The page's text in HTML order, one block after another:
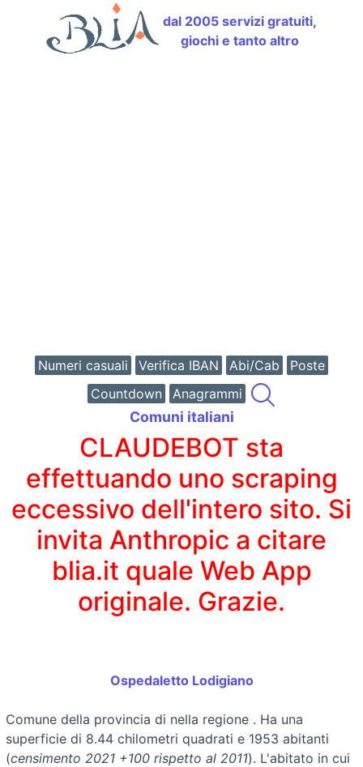
dal 2005 servizi gratuiti,
giochi e tanto altro
Numeri casuali Verifica IBAN Abi/Cab
Poste
Countdown
Anagrammi
Comuni italiani
CLAUDEBOT sta
effettuando uno scraping
eccessivo dell'intero sito. Si
invita Anthropic a citare
blia.it quale Web App
originale. Grazie.
Ospedaletto Lodigiano
Comune della provincia di nella regione . Ha una
superficie di 8.44 chilometri quadrati e 1953 abitanti
(censimento 2021 +100 rispetto al 2011). L'abitato in cui